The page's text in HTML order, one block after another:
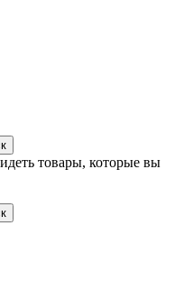
товары, которые вы